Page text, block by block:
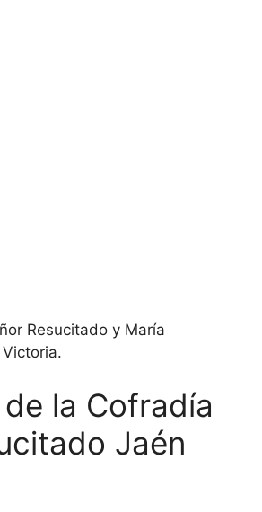
Resucitado y María
la Cofradía
Jaén